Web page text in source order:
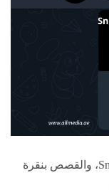
تمتع بإمكانية الوصول إلى الأضواء، وSnap Map، والقصص بنقرة